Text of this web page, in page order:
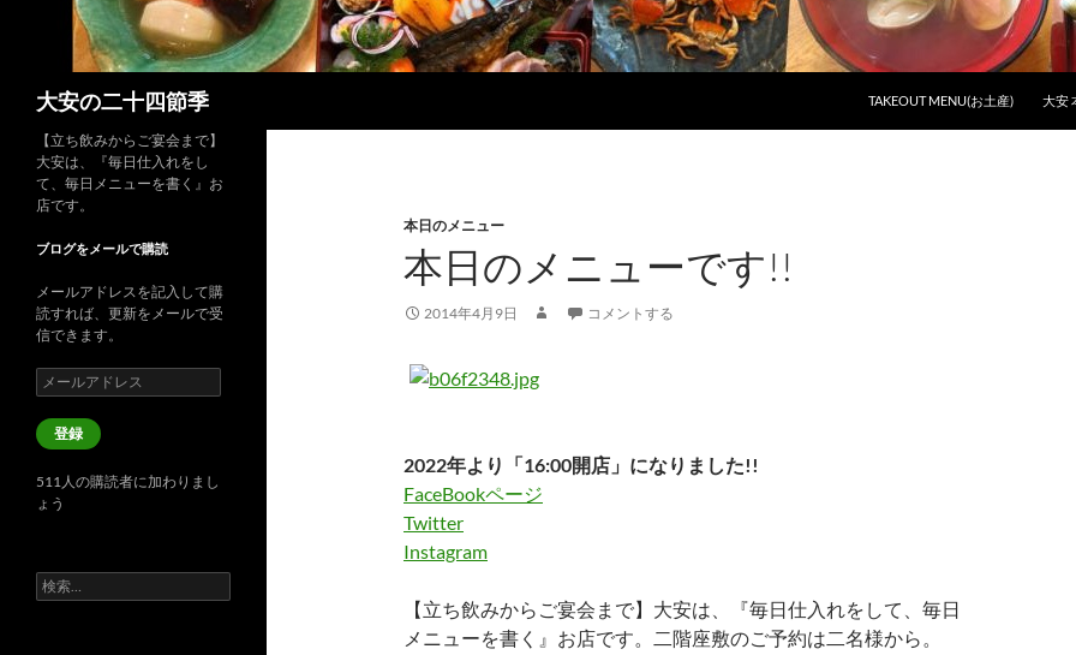
大安の二十四節季
TAKEOUT MENU(お土産)
大安
本日のメニュー
本日のメニューです!!
2014年4月9日 コメントする
2022年より「16:00開店」になりました!!
FaceBookページ
Twitter
Instagram
【立ち飲みからご宴会まで】大安は、『毎日仕入れをして、毎日
メニューを書く』お店です。二階座敷のご予約は二名様から。
【立ち飲みからご宴会まで】
大安は、『毎日仕入れをし
て、毎日メニューを書く』お
店です。
ブログをメールで購読
メールアドレスを記入して購
読すれば、更新をメールで受
信できます。
メ
ー
ル
ア
レ
ス
登録
511人の購読者に加わりまし
ょう
検
索: